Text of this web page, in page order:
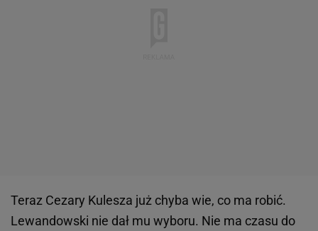
Teraz Cezary Kulesza już chyba wie, co ma robić.
Lewandowski nie dał mu wyboru. Nie ma czasu do